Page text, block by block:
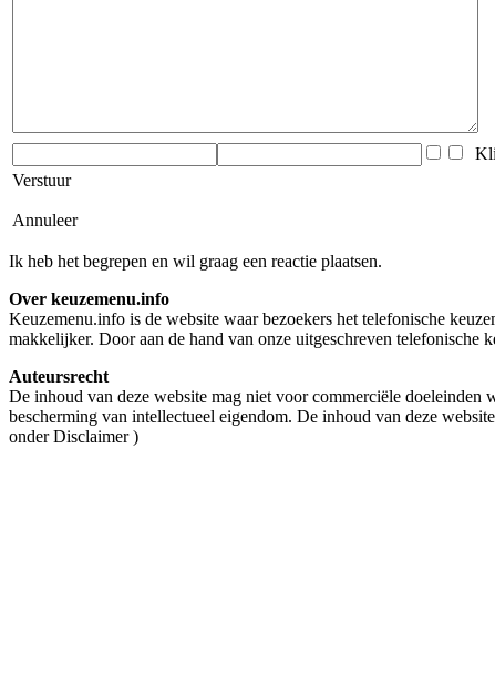
Verstuur
Annuleer
Ik heb het begrepen en wil graag een reactie plaatsen.
Over keuzemenu.info
Keuzemenu.info is de website waar bezoekers het telefonische
makkelijker. Door aan de hand van onze uitgeschreven telefonische
Auteursrecht
De inhoud van deze website mag niet voor commerciële
bescherming van intellectueel eigendom. De inhoud van deze
onder Disclaimer )